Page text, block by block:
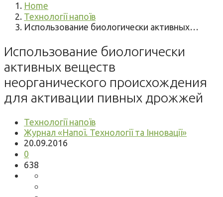
Home
Технології напоїв
Использование биологически активных…
Использование биологически
активных веществ
неорганического происхождения
для активации пивных дрожжей
Технології напоїв
Журнал «Напої. Технології та Інновації»
20.09.2016
0
638